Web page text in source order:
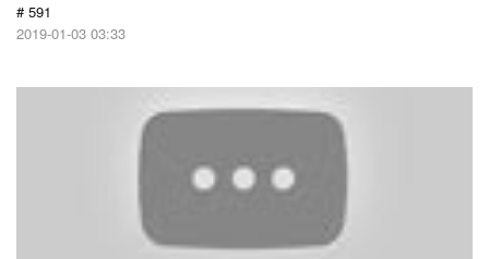
# 591
2019-01-03 03:33